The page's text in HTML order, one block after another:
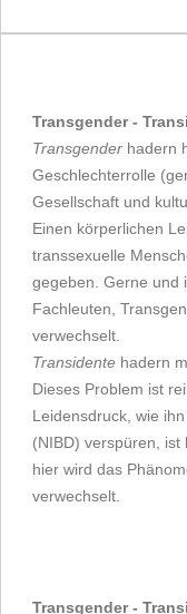
Transgender -
Transgender hadern
Geschlechterrolle
Gesellschaft und
Einen körperlichen
transsexuelle
gegeben. Gerne und
Fachleuten,
verwechselt.
Transidente hadern
Dieses Problem ist
Leidensdruck, wie
(NIBD) verspüren, ist
hier wird das
verwechselt.
Transgender -